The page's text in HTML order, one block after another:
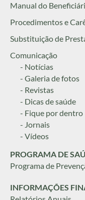
Manual do
Procedimentos e
Substituição de
Comunicação
- Notícias
- Galeria de fotos
- Revistas
- Dicas de saúde
- Fique por dentro
- Jornais
- Vídeos
PROGRAMA DE
Programa de
INFORMAÇÕES